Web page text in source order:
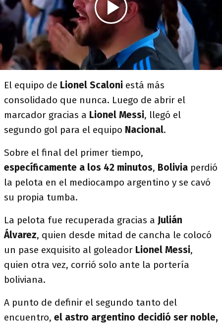
El equipo de Lionel Scaloni está más
consolidado que nunca. Luego de abrir el
marcador gracias a Lionel Messi, llegó el
segundo gol para el equipo Nacional.
Sobre el final del primer tiempo,
específicamente a los 42 minutos, Bolivia perdió
la pelota en el mediocampo argentino y se cavó
su propia tumba.
La pelota fue recuperada gracias a Julián
Álvarez, quien desde mitad de cancha le colocó
un pase exquisito al goleador Lionel Messi,
quien otra vez, corrió solo ante la portería
boliviana.
A punto de definir el segundo tanto del
encuentro, el astro argentino decidió ser noble,